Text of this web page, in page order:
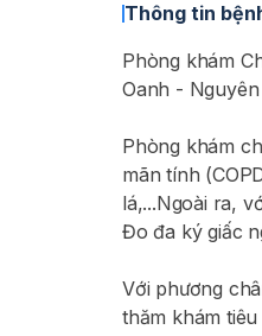
Thông tin
Phòng khám
Oanh -
Phòng khám
mãn tính
lá,...Ngoài ra,
Đo đa ký giấc
Với phương
thăm khám